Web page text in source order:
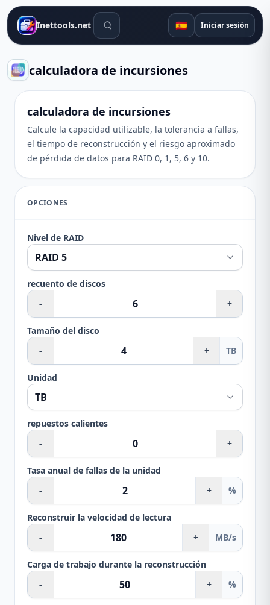
Inettools.net Herramientas de búsqueda
🇪🇸 Iniciar sesión
calculadora de incursiones
calculadora de incursiones
Calcule la capacidad utilizable, la tolerancia a fallas,
el tiempo de reconstrucción y el riesgo aproximado
de pérdida de datos para RAID 0, 1, 5, 6 y 10.
OPCIONES
Nivel de RAID
recuento de discos
-
+
Tamaño del disco
-
+ TB
Unidad
repuestos calientes
-
+
Tasa anual de fallas de la unidad
-
+ %
Reconstruir la velocidad de lectura
-
+ MB/s
Carga de trabajo durante la reconstrucción
-
+ %